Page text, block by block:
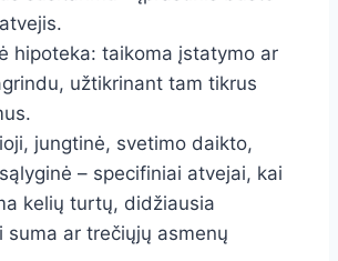
hipoteka: taikoma įstatymo ar
užtikrinant tam tikrus
jungtinė, svetimo daikto,
– specifiniai atvejai, kai
kelių turtų, didžiausia
suma ar trečiųjų asmenų